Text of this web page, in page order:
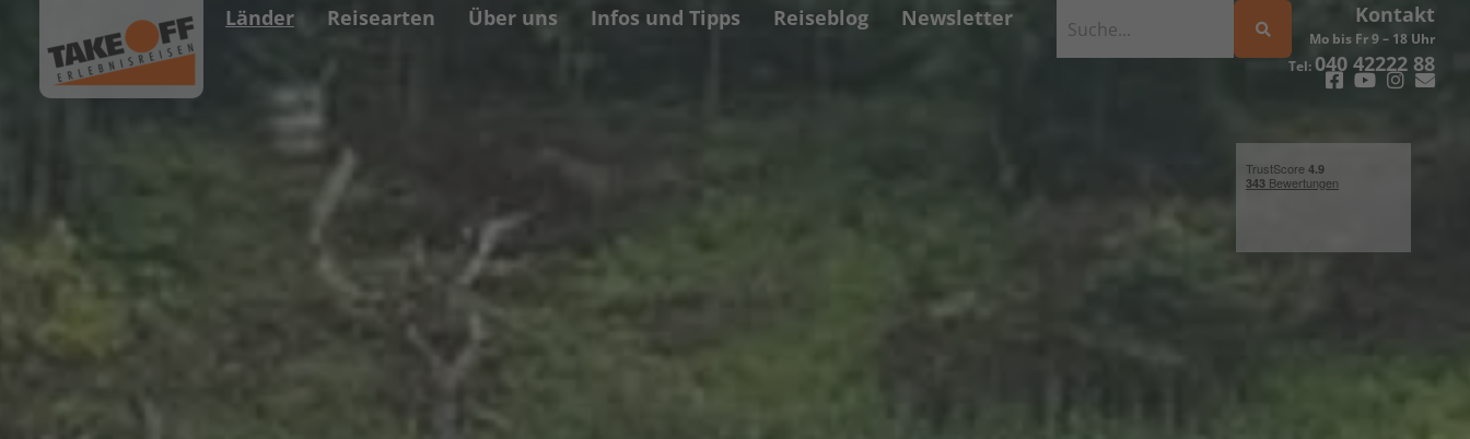
Länder Reisearten Über uns Infos und Tipps Reiseblog Newsletter
Tel:040 42222 88
Mo bis Fr 9 – 18 Uhr
Kontakt